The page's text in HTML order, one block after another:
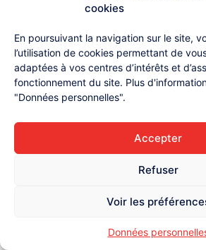
cookies
En poursuivant la navigation sur le site,
l’utilisation de cookies permettant de
adaptées à vos centres d’intérêts et
fonctionnement du site. Plus
"Données personnelles".
Accepter
Refuser
Voir les
Données
4, rue Henri
51370
Accueil
Contact
Mentions légales
Données personnelles